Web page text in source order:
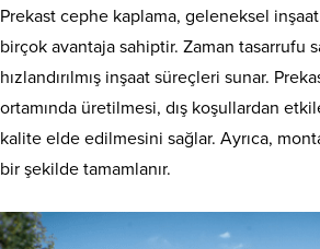
Prekast cephe kaplama, geleneksel
birçok avantaja sahiptir. Zaman tasarrufu
hızlandırılmış inşaat süreçleri sunar.
ortamında üretilmesi, dış koşullardan
kalite elde edilmesini sağlar. Ayrıca,
bir şekilde tamamlanır.